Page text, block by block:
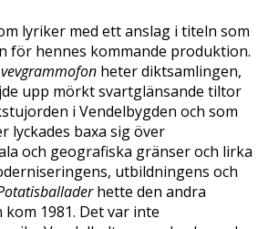
lyriker med ett anslag i titeln som
för hennes kommande produktion.
heter diktsamlingen,
upp mörkt svartglänsande tiltor
i Vendelbygden och som
lyckades baxa sig över
och geografiska gränser och lirka
utbildningens och
hette den andra
1981. Det var inte